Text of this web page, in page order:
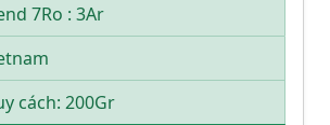
7Ro : 3Ar
cách: 200Gr